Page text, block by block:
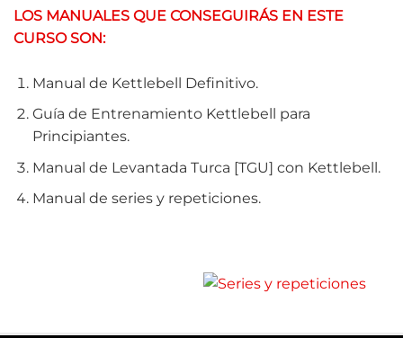
LOS MANUALES QUE CONSEGUIRÁS EN ESTE
CURSO SON:
Manual de Kettlebell Definitivo.
Guía de Entrenamiento Kettlebell para
Principiantes.
Manual de Levantada Turca [TGU] con Kettlebell.
Manual de series y repeticiones.